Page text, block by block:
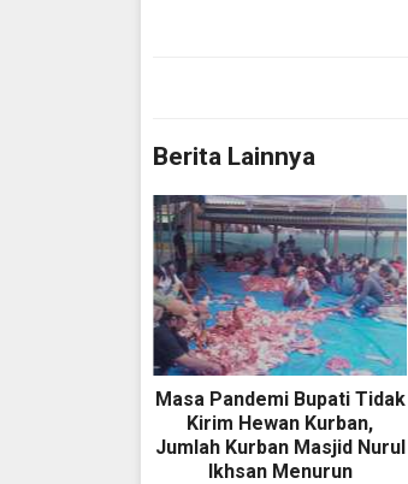
Berita Lainnya
Masa Pandemi Bupati Tidak
Kirim Hewan Kurban,
Jumlah Kurban Masjid Nurul
Ikhsan Menurun